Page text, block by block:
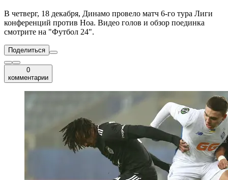
В четверг, 18 декабря, Динамо провело матч 6-го тура Лиги
конференций против Ноа. Видео голов и обзор поединка
смотрите на "Футбол 24".
Поделиться
0
комментарии